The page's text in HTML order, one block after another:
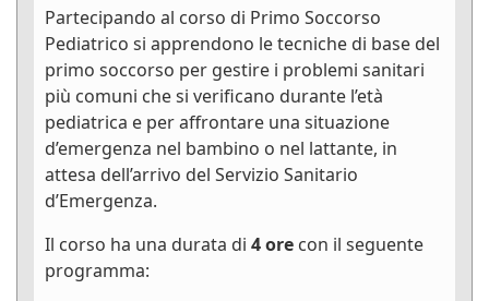
Partecipando al corso di Primo Soccorso
Pediatrico si apprendono le tecniche di base del
primo soccorso per gestire i problemi sanitari
più comuni che si verificano durante l’età
pediatrica e per affrontare una situazione
d’emergenza nel bambino o nel lattante, in
attesa dell’arrivo del Servizio Sanitario
d’Emergenza.
Il corso ha una durata di 4 ore con il seguente
programma: